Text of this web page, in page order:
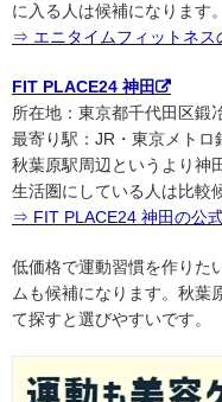
に入る人は候補になります。
⇒ エニタイムフィットネス
FIT PLACE24 神田
所在地：東京都千代田区鍛
最寄り駅：JR・東京メト
秋葉原駅周辺というより神
生活圏にしている人は比較
⇒ FIT PLACE24 神田の公
低価格で運動習慣を作りた
ムも候補になります。秋葉
て探すと選びやすいです。